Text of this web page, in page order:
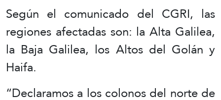
Según el comunicado del CGRI, las
regiones afectadas son: la Alta Galilea,
la Baja Galilea, los Altos del Golán y
Haifa.
“Declaramos a los colonos del norte de